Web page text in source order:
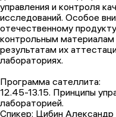
управления и контроля
исследований. Особое
отечественному
контрольным материалам
результатам их
лабораториях.
Программа сателлита:
12.45-13.15. Принципы
лабораторией.
Спикер: Цибин Александр